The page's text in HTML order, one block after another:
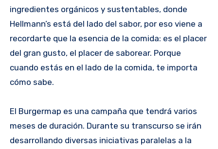
ingredientes orgánicos y sustentables, donde
Hellmann’s está del lado del sabor, por eso viene a
recordarte que la esencia de la comida: es el placer
del gran gusto, el placer de saborear. Porque
cuando estás en el lado de la comida, te importa
cómo sabe.
El Burgermap es una campaña que tendrá varios
meses de duración. Durante su transcurso se irán
desarrollando diversas iniciativas paralelas a la